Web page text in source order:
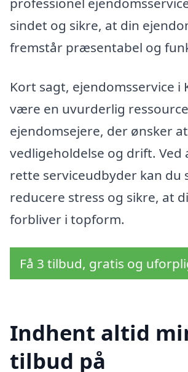
sindet og sikre, at din
fremstår præsentabel og
Kort sagt, ejendomsservice i
være en uvurderlig
ejendomsejere, der ønsker
vedligeholdelse og drift.
rette serviceudbyder kan du
reducere stress og sikre, at
forbliver i topform.
Få 3 tilbud, gratis og
Indhent altid
tilbud på